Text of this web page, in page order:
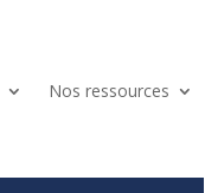
Nos ressources